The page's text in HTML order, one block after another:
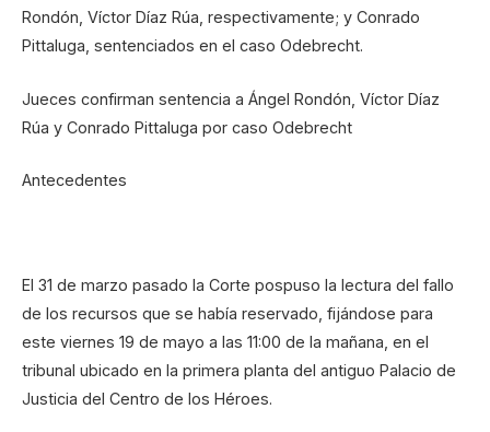
Rondón, Víctor Díaz Rúa, respectivamente; y Conrado
Pittaluga, sentenciados en el caso Odebrecht.
Jueces confirman sentencia a Ángel Rondón, Víctor Díaz
Rúa y Conrado Pittaluga por caso Odebrecht
Antecedentes
El 31 de marzo pasado la Corte pospuso la lectura del fallo
de los recursos que se había reservado, fijándose para
este viernes 19 de mayo a las 11:00 de la mañana, en el
tribunal ubicado en la primera planta del antiguo Palacio de
Justicia del Centro de los Héroes.